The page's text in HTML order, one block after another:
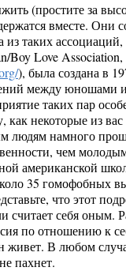
(простите за
вместе. Они
из таких
Boy Love Association,
), была создана в
между юношами
таких пар
как некоторые из
людям намного
чем
американской
35 гомофобных
что этот
считает себя оным.
по отношению к
живет. В любом
пахнет.